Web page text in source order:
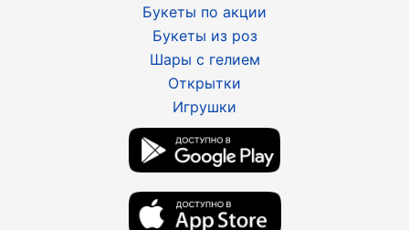
Букеты по акции
Букеты из роз
Шары с гелием
Открытки
Игрушки